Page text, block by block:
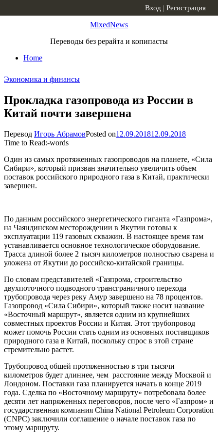
MixedNews
Переводы без рерайта и копипасты
Home
Вход | Регистрация
Экономика и финансы
Прокладка газопровода из России в
Китай почти завершена
Перевод Игорь АбрамовPosted on12.09.201812.09.2018
Time to Read:-words
Один из самых протяженных газопроводов на планете, «Сила
Сибири», который призван значительно увеличить объем
поставок российского природного газа в Китай, практически
завершен.
По данным российского энергетического гиганта «Газпрома»,
на Чаяндинском месторождении в Якутии готовы к
эксплуатации 119 газовых скважин. В настоящее время там
устанавливается основное технологическое оборудование.
Трасса длиной более 2 тысяч километров полностью сварена и
уложена от Якутии до российско-китайской границы.
По словам представителей «Газпрома, строительство
двухпоточного подводного трансграничного перехода
трубопровода через реку Амур завершено на 78 процентов.
Газопровод «Сила Сибири», который также носит название
«Восточный маршрут», является одним из крупнейших
совместных проектов России и Китая. Этот трубопровод
может помочь России стать одним из основных поставщиков
природного газа в Китай, поскольку спрос в этой стране
стремительно растет.
Трубопровод общей протяженностью в три тысячи
километров будет длиннее, чем расстояние между Москвой и
Лондоном. Поставки газа планируется начать в конце 2019
года. Сделка по «Восточному маршруту» потребовала более
десяти лет напряженных переговоров, после чего «Газпром» и
государственная компания China National Petroleum Corporation
(CNPC) заключили соглашение о начале поставок газа по
этому маршруту.